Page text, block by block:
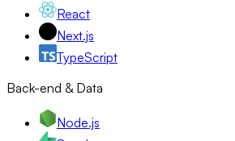
React
Next.js
TypeScript
Back-end & Data
Node.js